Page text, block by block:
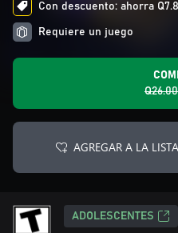
Con descuento: ahorra
Requiere un juego
Q26.00
AGREGAR A LA
ADOLESCENTES